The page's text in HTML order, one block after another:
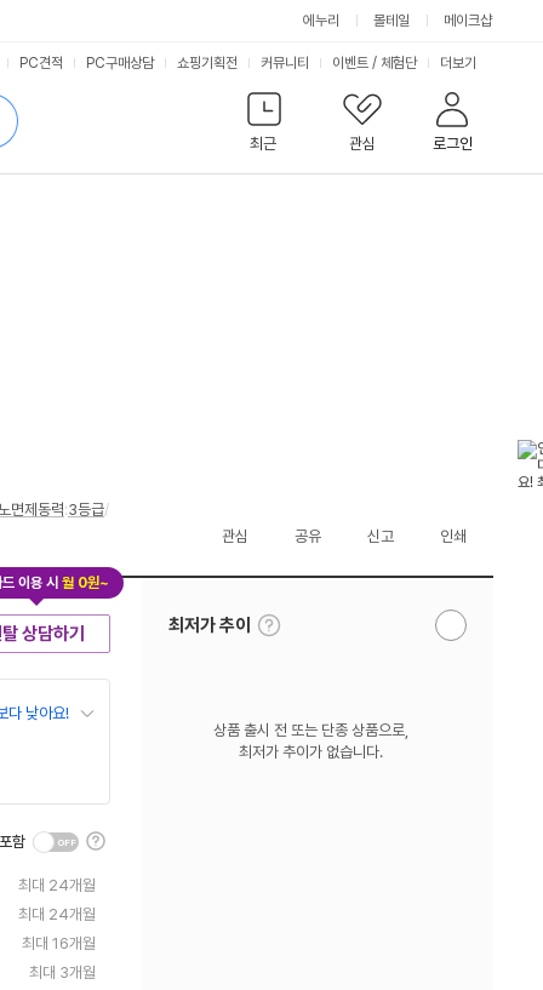
에누리 몰테일
메이크샵
최근
관심 로그인
PC견적 PC구매상담 쇼핑기획전 커뮤니티 이벤트 / 체험단 서
비
스
더보기
면제동력:3등급/
관심 공유 신고 인쇄
상담하기
이용 시 월 0원~
다 낮아요!
함
툴
팁
보
기
최대 24개월
최대 24개월
최대 16개월
최대 3개월
최저가 추이
툴
팁
알
상품 출시 전 또는 단종 상품으로,
최저가 추이가 없습니다.